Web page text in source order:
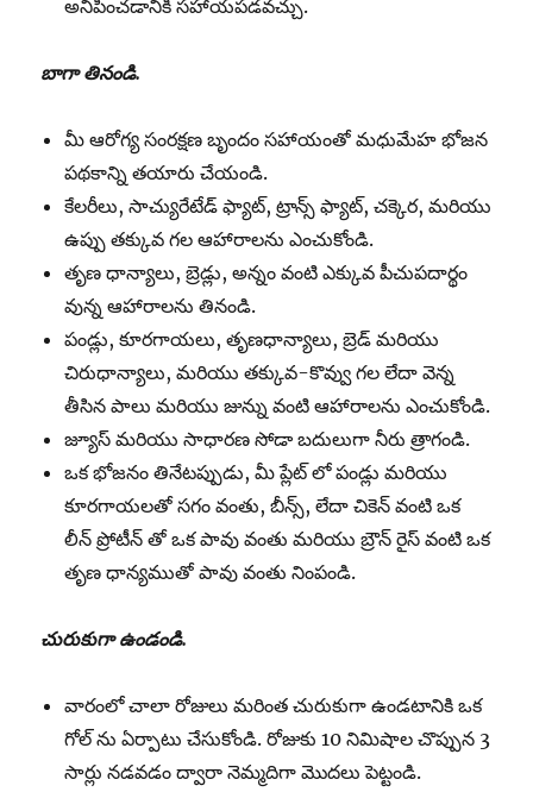
అనిపించడానికి సహాయపడవచ్చు.
బాగా తినండి.
మీ ఆరోగ్య సంరక్షణ బృందం సహాయంతో మధుమేహ భోజన
పథకాన్ని తయారు చేయండి.
కేలరీలు, సాచ్యురేటేడ్ ఫ్యాట్, ట్రాన్స్ ఫ్యాట్, చక్కెర, మరియు
ఉప్పు తక్కువ గల ఆహారాలను ఎంచుకోండి.
తృణ ధాన్యాలు, బ్రెడ్లు, అన్నం వంటి ఎక్కువ పీచుపదార్థం
వున్న ఆహారాలను తినండి.
పండ్లు, కూరగాయలు, తృణధాన్యాలు, బ్రెడ్ మరియు
చిరుధాన్యాలు, మరియు తక్కువ-కొవ్వు గల లేదా వెన్న
తీసిన పాలు మరియు జున్ను వంటి ఆహారాలను ఎంచుకోండి.
జ్యూస్ మరియు సాధారణ సోడా బదులుగా నీరు త్రాగండి.
ఒక భోజనం తినేటప్పుడు, మీ ప్లేట్ లో పండ్లు మరియు
కూరగాయలతో సగం వంతు, బీన్స్, లేదా చికెన్ వంటి ఒక
లీన్ ప్రోటీన్ తో ఒక పావు వంతు మరియు బ్రౌన్ రైస్ వంటి ఒక
తృణ ధాన్యముతో పావు వంతు నింపండి.
చురుకుగా ఉండండి.
వారంలో చాలా రోజులు మరింత చురుకుగా ఉండటానికి ఒక
గోల్ ను ఏర్పాటు చేసుకోండి. రోజుకు 10 నిమిషాల చొప్పున 3
సార్లు నడవడం ద్వారా నెమ్మదిగా మొదలు పెట్టండి.